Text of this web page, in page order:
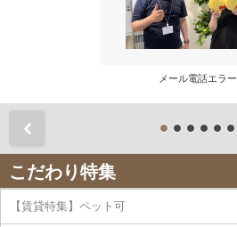
メール電話エラー
こだわり特集
【賃貸特集】ペット可